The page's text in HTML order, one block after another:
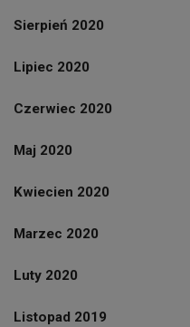
Sierpień 2020
Lipiec 2020
Czerwiec 2020
Maj 2020
Kwiecien 2020
Marzec 2020
Luty 2020
Listopad 2019